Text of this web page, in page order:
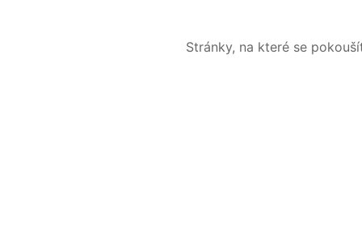
Stránky, na které se